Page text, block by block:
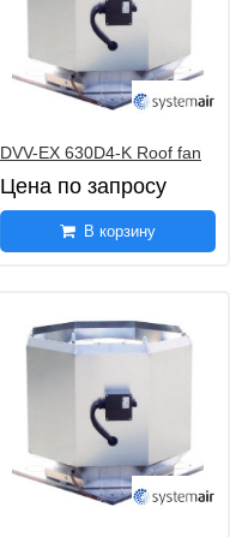
DVV-EX 630D4-K Roof fan
Цена по запросу
В корзину